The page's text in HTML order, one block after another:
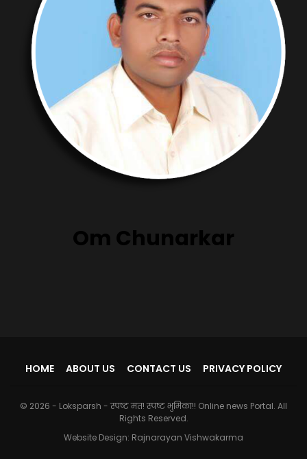
Om Chunarkar
HOME ABOUT US CONTACT US PRIVACY POLICY
© 2026 - Loksparsh - स्पष्ट मत! स्पष्ट भुमिका!! Online news Portal. All
Rights Reserved.
Website Design: Rajnarayan Vishwakarma